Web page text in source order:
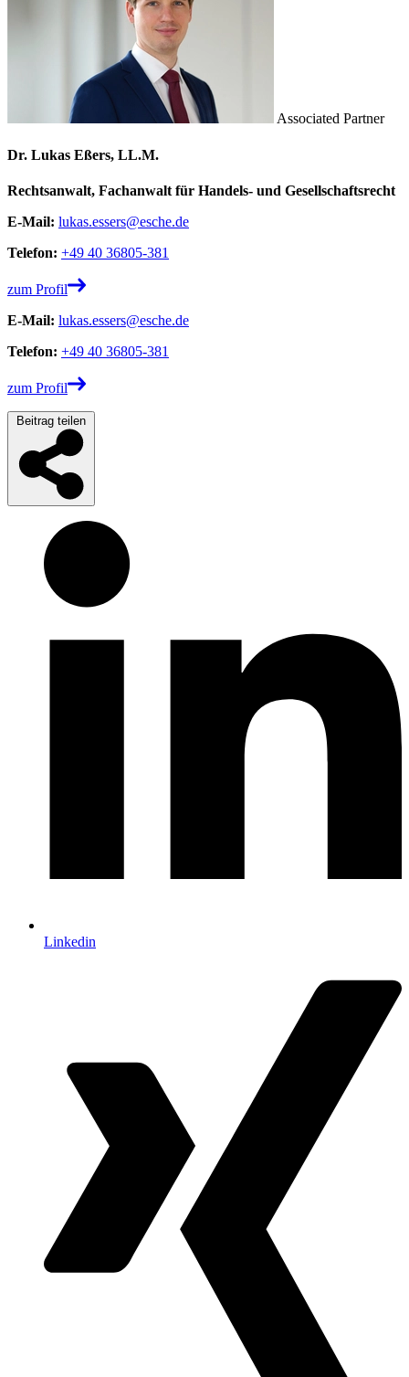
Associated Partner
Dr. Lukas Eßers, LL.M.
Rechtsanwalt, Fachanwalt für Handels- und Gesellschaftsrecht
E-Mail: lukas.essers@esche.de
Telefon: +49 40 36805-381
zum Profil
E-Mail: lukas.essers@esche.de
Telefon: +49 40 36805-381
zum Profil
Beitrag teilen
Linkedin